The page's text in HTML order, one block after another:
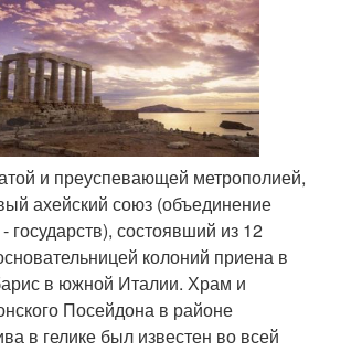
и преуспевающей метрополией,
ахейский союз (объединение
государств), состоявший из 12
колоний приена в
в южной Италии. Храм и
Посейдона в районе
в гелике был известен во всей